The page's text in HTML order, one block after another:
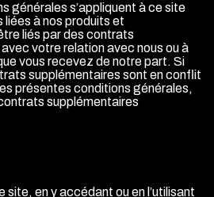
générales s’appliquent à ce site
à nos produits et
liés par des contrats
votre relation avec nous ou à
vous recevez de notre part. Si
supplémentaires sont en conflit
présentes conditions générales,
supplémentaires
site, en y accédant ou en l’utilisant